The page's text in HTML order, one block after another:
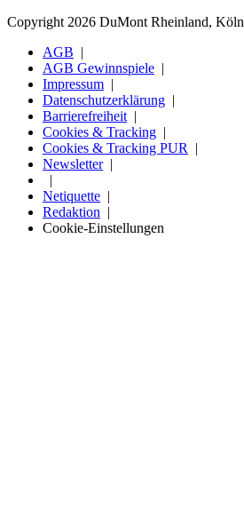
Copyright 2026 DuMont Rheinland, Köln
AGB
AGB Gewinnspiele
Impressum
Datenschutzerklärung
Barrierefreiheit
Cookies & Tracking
Cookies & Tracking PUR
Newsletter
Netiquette
Redaktion
Cookie-Einstellungen